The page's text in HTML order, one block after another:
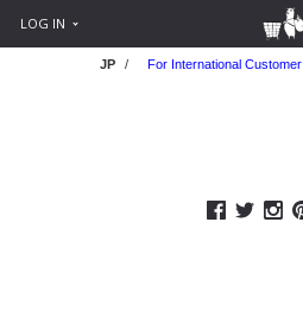
LOG IN
JP / For International Customer